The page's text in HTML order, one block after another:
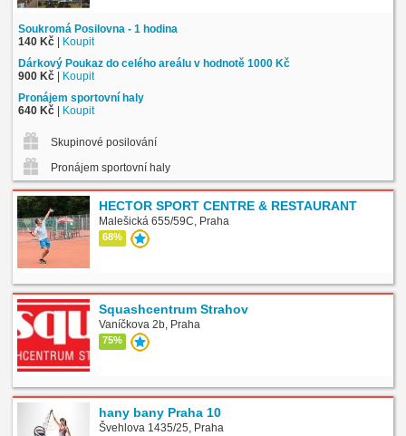
Soukromá Posilovna - 1 hodina
140 Kč | Koupit
Dárkový Poukaz do celého areálu v hodnotě 1000 Kč
900 Kč | Koupit
Pronájem sportovní haly
640 Kč | Koupit
Skupinové posilování
Pronájem sportovní haly
HECTOR SPORT CENTRE & RESTAURANT
Malešická 655/59C, Praha
68%
Squashcentrum Strahov
Vaníčkova 2b, Praha
75%
hany bany Praha 10
Švehlova 1435/25, Praha